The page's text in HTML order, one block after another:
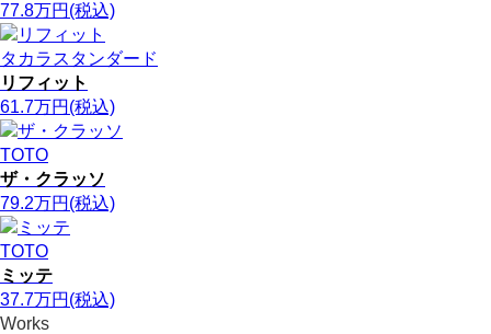
77.8万円 (税込)
タカラスタンダード
リフィット
61.7万円 (税込)
TOTO
ザ・クラッソ
79.2万円 (税込)
TOTO
ミッテ
37.7万円 (税込)
Works